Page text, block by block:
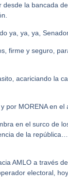
desde la bancada
ya, ya, ya,
firme y seguro,
acariciando la
por MORENA en el
en el surco de
de la
AMLO a través
electoral,